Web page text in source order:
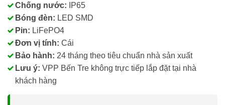
Chống nước: IP65
Bóng đèn: LED SMD
Pin: LiFePO4
Đơn vị tính: Cái
Bảo hành: 24 tháng theo tiêu chuẩn nhà sản xuất
Lưu ý: VPP Bến Tre không trực tiếp lắp đặt tại nhà
khách hàng